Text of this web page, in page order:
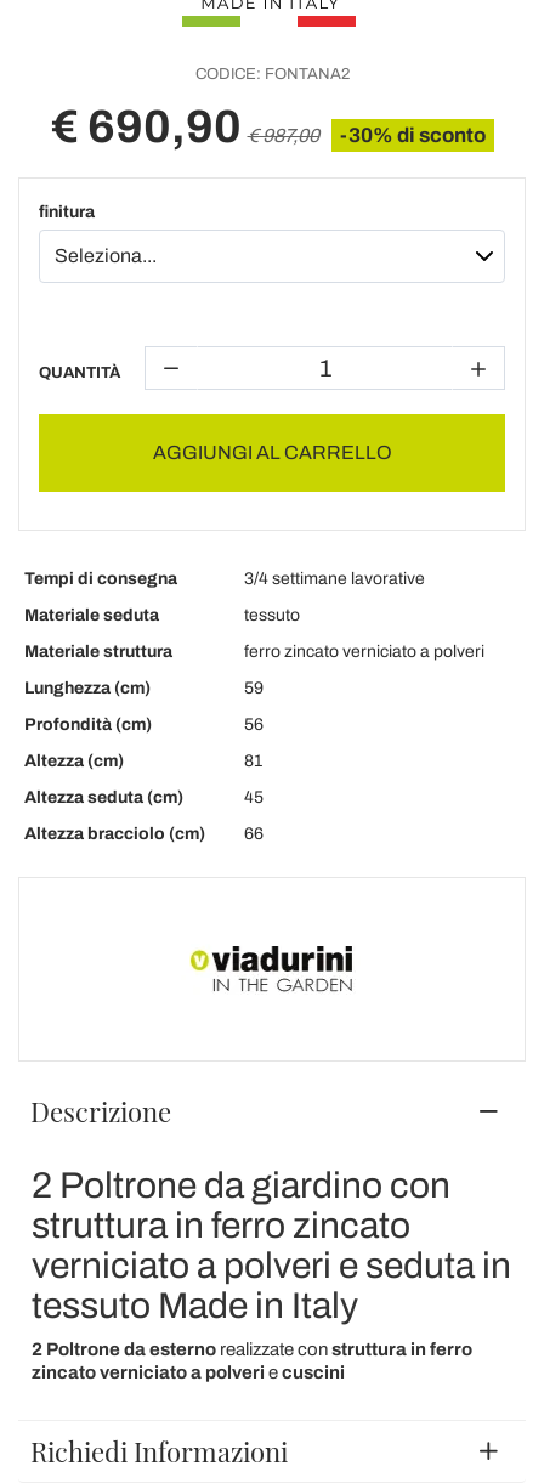
CODICE: FONTANA2
€ 690,90 € 987,00 -30% di sconto
finitura
QUANTITÀ
AGGIUNGI AL CARRELLO
Tempi di consegna
3/4 settimane lavorative
Materiale seduta
tessuto
Materiale struttura
ferro zincato verniciato a polveri
Lunghezza (cm)
59
Profondità (cm)
56
Altezza (cm)
81
Altezza seduta (cm)
45
Altezza bracciolo (cm)
66
Descrizione
2 Poltrone da giardino con
struttura in ferro zincato
verniciato a polveri e seduta in
tessuto Made in Italy
2 Poltrone da esternorealizzate construttura in ferro
zincato verniciato a polveri ecuscini
Richiedi Informazioni